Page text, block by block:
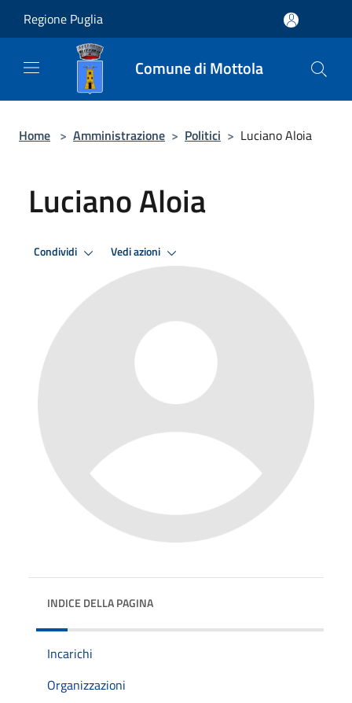
Regione Puglia
Comune di Mottola
Home > Amministrazione > Politici > Luciano Aloia
Luciano Aloia
Condividi Vedi azioni
INDICE DELLA PAGINA
Incarichi
Organizzazioni